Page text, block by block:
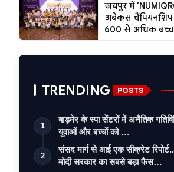
जयपुर में
अबेकस
600 से अधिक
TRENDING POSTS
1
बाड़मेर के स्पा सेंटरों में अनैतिक
युवाओं और बच्चों को …
2
संसद मार्ग से आई एक सीक्रेट
मोदी सरकार का सबसे बड़ा फैस…